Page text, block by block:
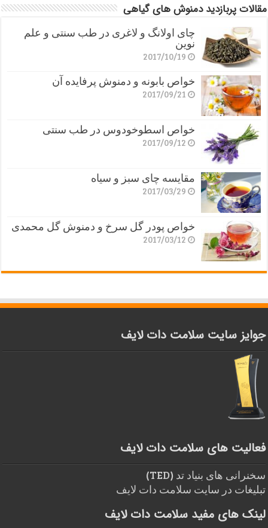
مقالات پربازدید دمنوش های گیاهی
چای اولانگ و لاغری در طب سنتی و علم
نوین
2017/10/19
خواص بابونه و دمنوش پرفایده آن
2017/09/21
خواص اسطوخودوس در طب سنتی
2017/09/12
مقایسه چای سبز و سیاه
2017/03/29
خواص پودر گل سرخ و دمنوش گل محمدی
2017/03/12
جوایز سایت سلامت دات لایف
فعالیت های سلامت دات لایف
سخنرانی های بنیاد تد (TED)
تبلیغات در سایت سلامت دات لایف
لینک های مفید سلامت دات لایف